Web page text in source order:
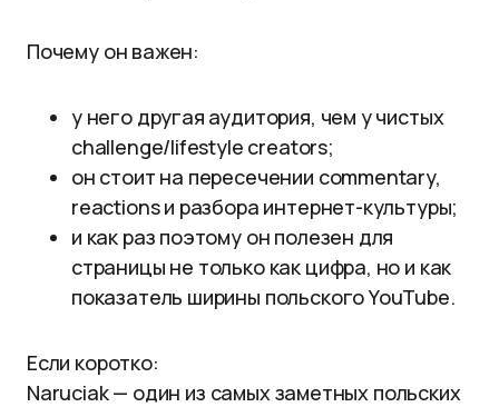
Почему он важен:
у него другая аудитория, чем у чистых
challenge/lifestyle creators;
он стоит на пересечении commentary,
reactions и разбора интернет-культуры;
и как раз поэтому он полезен для
страницы не только как цифра, но и как
показатель ширины польского YouTube.
Если коротко:
Naruciak — один из самых заметных польских